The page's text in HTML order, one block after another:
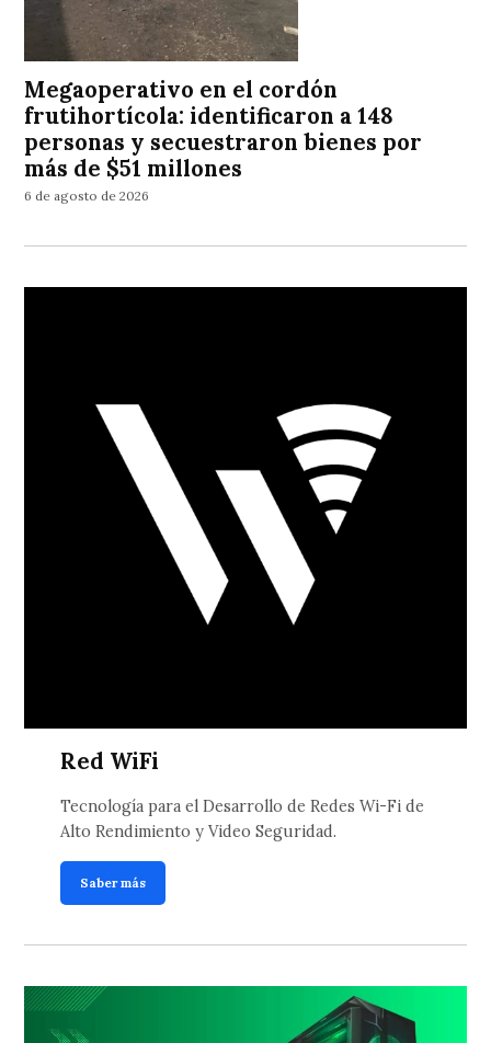
Megaoperativo en el cordón
frutihortícola: identificaron a 148
personas y secuestraron bienes por
más de $51 millones
6 de agosto de 2026
Red WiFi
Tecnología para el Desarrollo de Redes Wi-Fi de
Alto Rendimiento y Video Seguridad.
Saber más